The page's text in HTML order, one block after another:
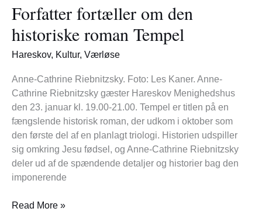
Forfatter fortæller om den
historiske roman Tempel
Hareskov, Kultur, Værløse
Anne-Cathrine Riebnitzsky. Foto: Les Kaner. Anne-
Cathrine Riebnitzsky gæster Hareskov Menighedshus
den 23. januar kl. 19.00-21.00. Tempel er titlen på en
fængslende historisk roman, der udkom i oktober som
den første del af en planlagt triologi. Historien udspiller
sig omkring Jesu fødsel, og Anne-Cathrine Riebnitzsky
deler ud af de spændende detaljer og historier bag den
imponerende
om
den
historiske
roman
Read More »